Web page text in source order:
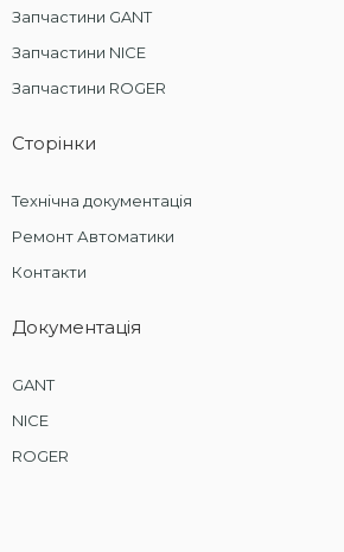
Запчастини GANT
Запчастини NICE
Запчастини ROGER
Сторінки
Технічна документація
Ремонт Автоматики
Контакти
Документація
GANT
NICE
ROGER